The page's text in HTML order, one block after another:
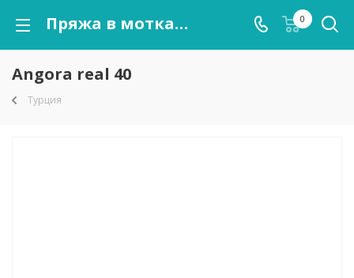
Пряжа в мотках Angora real 40 оптом от kutnor.ru 0
Angora real 40
Турция